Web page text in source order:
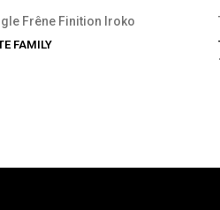
Frêne Finition Iroko
FAMILY